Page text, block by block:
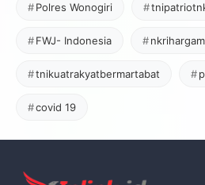
Polres Wonogiri
FWJ- Indonesia
tnikuatrakyatbermartabat
covid 19